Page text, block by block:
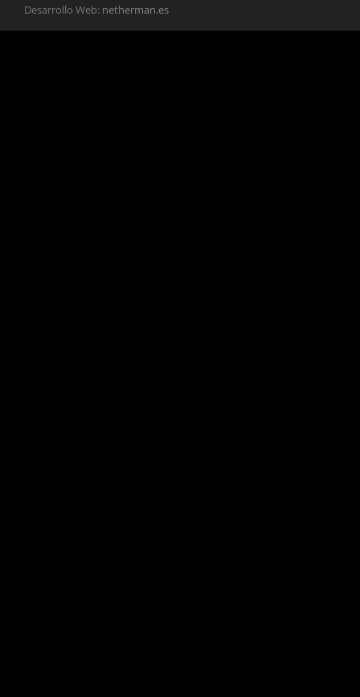
Desarrollo Web: netherman.es